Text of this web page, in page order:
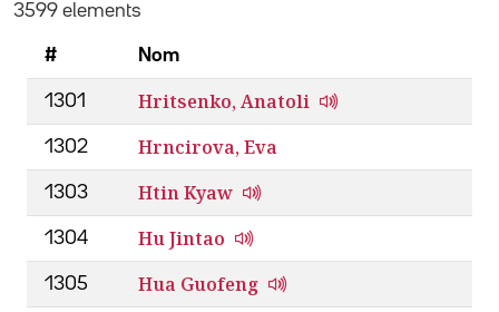
3599 elements
# Nom
1301 Hritsenko, Anatoli
1302 Hrncirova, Eva
1303 Htin Kyaw
1304 Hu Jintao
1305 Hua Guofeng